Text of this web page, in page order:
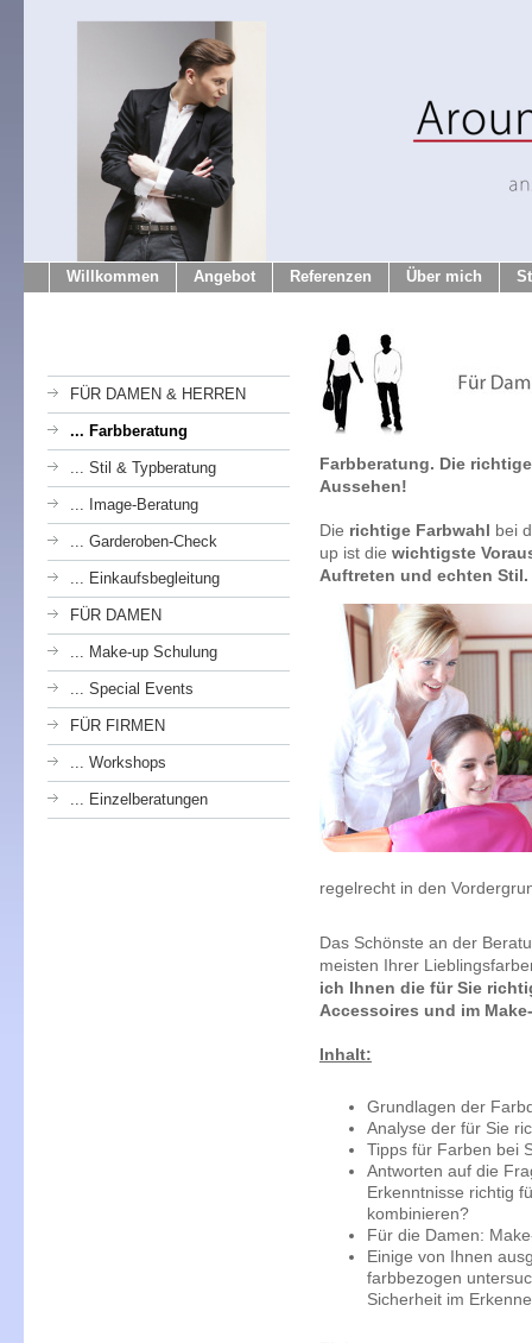
Willkommen Angebot Referenzen Über mich
FÜR DAMEN & HERREN
... Farbberatung
... Stil & Typberatung
... Image-Beratung
... Garderoben-Check
... Einkaufsbegleitung
FÜR DAMEN
... Make-up Schulung
... Special Events
FÜR FIRMEN
... Workshops
... Einzelberatungen
Farbberatung. Die
Aussehen!
Die richtige Farbwahl bei
up ist die wichtigste
Auftreten und echten Stil.
regelrecht in den
Das Schönste an der
meisten Ihrer
ich Ihnen die für Sie
Accessoires und im
Inhalt:
Grundlagen der
Analyse der für Sie
Tipps für Farben bei
Antworten auf die
Erkenntnisse richtig
kombinieren?
Für die Damen:
Einige von Ihnen
farbbezogen
Sicherheit im